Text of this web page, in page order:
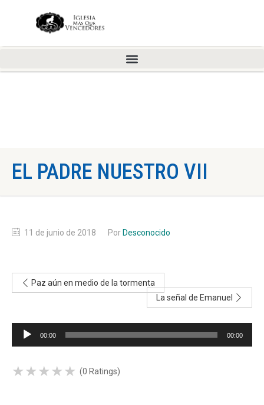
EL PADRE NUESTRO VII
11 de junio de 2018 Por Desconocido
Paz aún en medio de la tormenta
La señal de Emanuel
Reproductor
00:00 00:00
★★★★★
★★★★★ (0 Ratings)